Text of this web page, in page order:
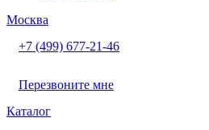
Москва
+7 (499) 677-21-46
Перезвоните мне
Каталог